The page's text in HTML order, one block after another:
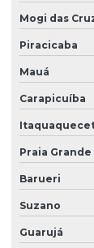
Empresas de
Empresas que
Esocial envio
Gestão de
Impugnação
Instalação de
Laudo de
Mogi das
Piracicaba
Mauá
Carapicuíba
Praia Grande
Barueri
Suzano
Guarujá